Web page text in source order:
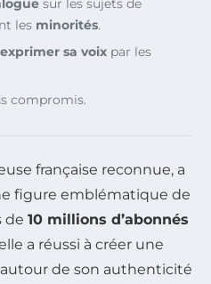
sur les sujets de
les minorités.
exprimer sa voix par les
compromis.
française reconnue, a
figure emblématique de
de 10 millions d’abonnés
a réussi à créer une
autour de son authenticité